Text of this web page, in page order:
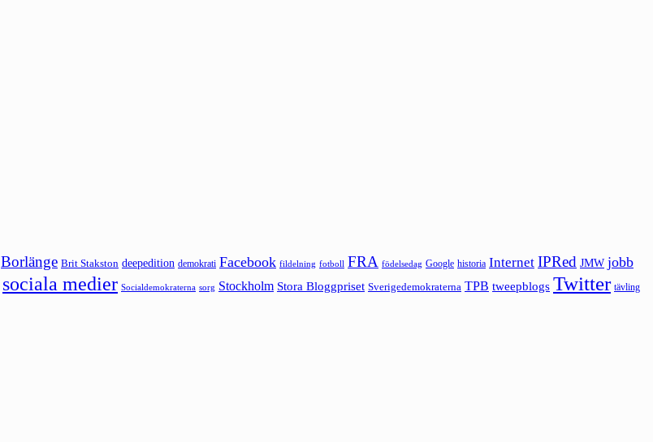
Borlänge Brit Stakston deepedition demokrati Facebook fildelning fotboll FRA födelsedag Google historia Internet IPRed JMW jobb
sociala medier Socialdemokraterna sorg Stockholm Stora Bloggpriset Sverigedemokraterna TPB tweepblogs Twitter tävling